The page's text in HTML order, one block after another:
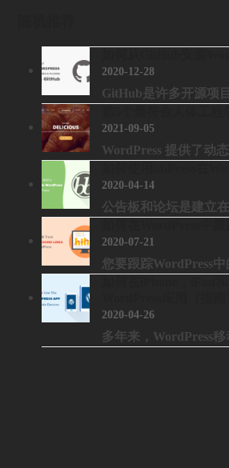
2020-12-28
GitHub是许多开源项
2021-09-05
WordPress 提供了动
2020-04-14
公告板和论坛是建立
2020-07-21
您要跟踪WordPress
2020-04-26
多年来，WordPress